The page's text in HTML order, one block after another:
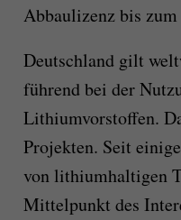
Abbaulizenz bis
Deutschland gilt
führend bei der
Lithiumvorstoffen.
Projekten. Seit
von lithiumhaltigen
Mittelpunkt des